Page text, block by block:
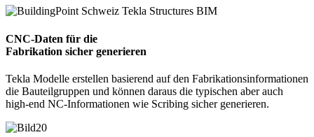
CNC-Daten für die
Fabrikation sicher generieren
Tekla Modelle erstellen basierend auf den Fabrikationsinformationen
die Bauteilgruppen und können daraus die typischen aber auch
high-end NC-Informationen wie Scribing sicher generieren.